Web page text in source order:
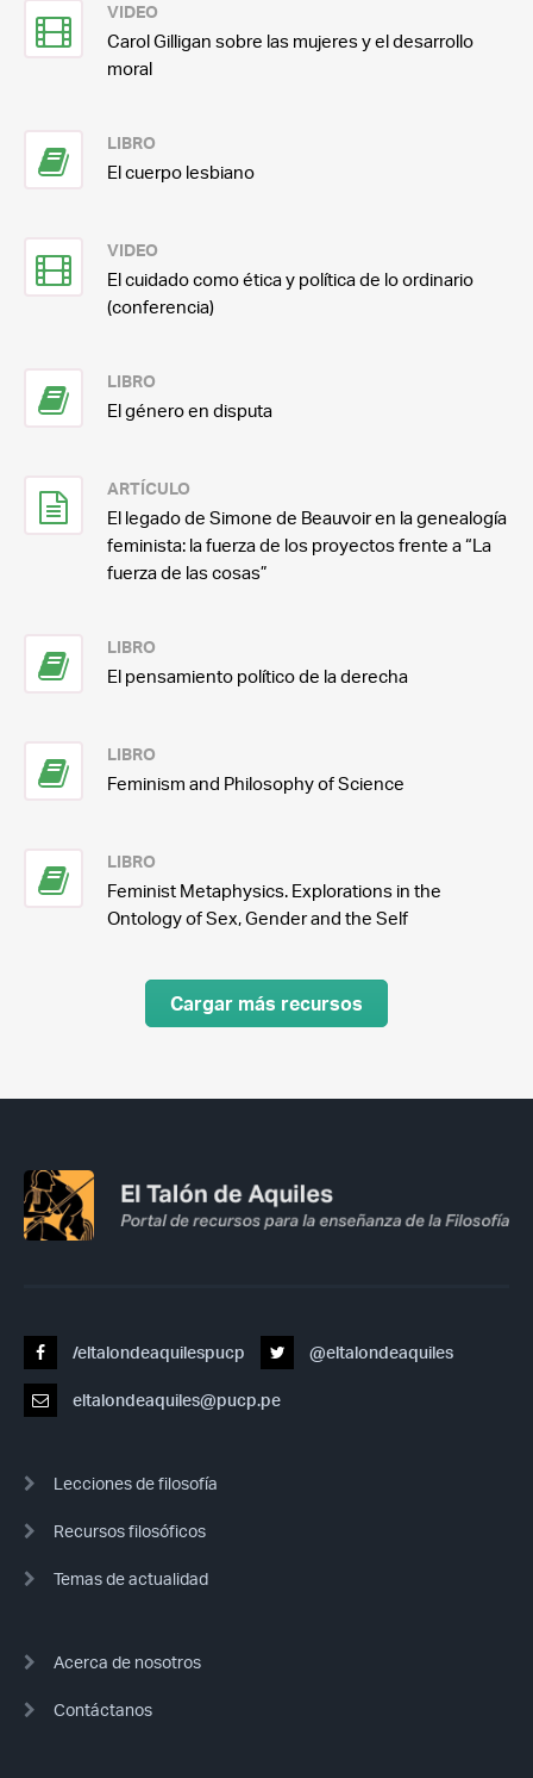
VIDEO
Carol Gilligan sobre las mujeres y el desarrollo
moral
LIBRO
El cuerpo lesbiano
VIDEO
El cuidado como ética y política de lo ordinario
(conferencia)
LIBRO
El género en disputa
ARTÍCULO
El legado de Simone de Beauvoir en la genealogía
feminista: la fuerza de los proyectos frente a “La
fuerza de las cosas”
LIBRO
El pensamiento político de la derecha
LIBRO
Feminism and Philosophy of Science
LIBRO
Feminist Metaphysics. Explorations in the
Ontology of Sex, Gender and the Self
Cargar más recursos
/eltalondeaquilespucp @eltalondeaquiles
eltalondeaquiles@pucp.pe
Lecciones de filosofía
Recursos filosóficos
Temas de actualidad
Acerca de nosotros
Contáctanos